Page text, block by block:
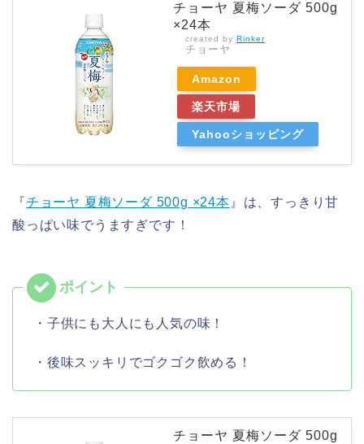
チョーヤ 夏梅ソーダ 500g
×24本
created by Rinker
チョーヤ
Amazon
楽天市場
Yahooショッピング
『 チョーヤ 夏梅ソーダ 500g ×24本』は、すっきり甘
酸っぱい味でうますぎです！
・子供にも大人にも人気の味！
・後味スッキリでゴクゴク飲める！
チョーヤ 夏梅ソーダ 500g